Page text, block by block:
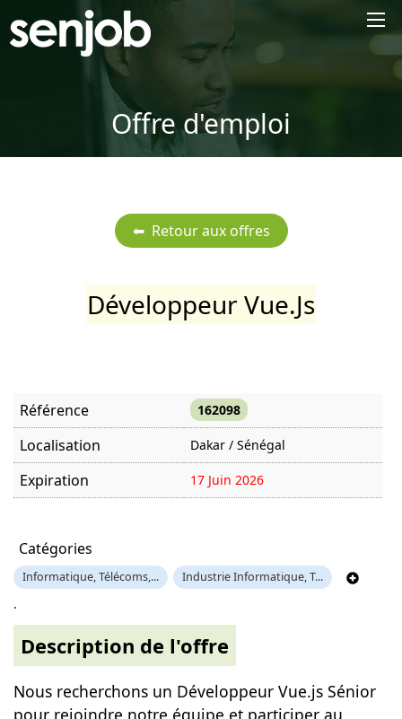
Offre d'emploi
Développeur Vue.Js
Référence 162098
Localisation Dakar / Sénégal
Expiration 17 Juin 2026
Catégories
Informatique, Télécoms,... Industrie Informatique, T...
.
Description de l'offre
Nous recherchons un Développeur Vue.js Sénior
pour rejoindre notre équipe et participer au